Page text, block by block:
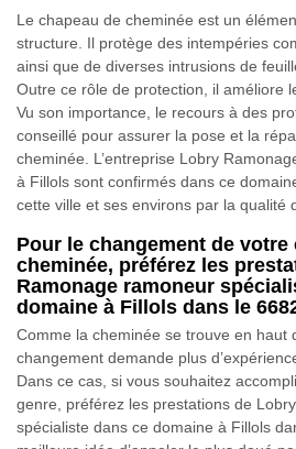
Le chapeau de cheminée est un
structure. Il protège des intempéries
ainsi que de diverses intrusions de
Outre ce rôle de protection, il améliore
Vu son importance, le recours à des
conseillé pour assurer la pose et la
cheminée. L’entreprise Lobry
à Fillols sont confirmés dans ce
cette ville et ses environs par la qualité
Pour le changement de votre
cheminée, préférez les
Ramonage ramoneur
domaine à Fillols dans le
Comme la cheminée se trouve en haut
changement demande plus
Dans ce cas, si vous souhaitez
genre, préférez les prestations de
spécialiste dans ce domaine à Fillols